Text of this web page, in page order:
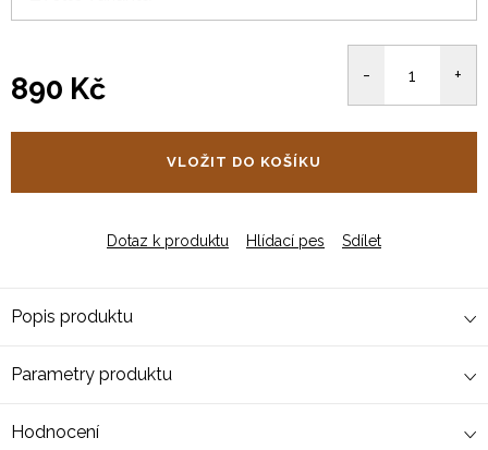
890 Kč
VLOŽIT DO KOŠÍKU
Dotaz k produktu Hlídací pes Sdílet
Popis produktu
Parametry produktu
Hodnocení